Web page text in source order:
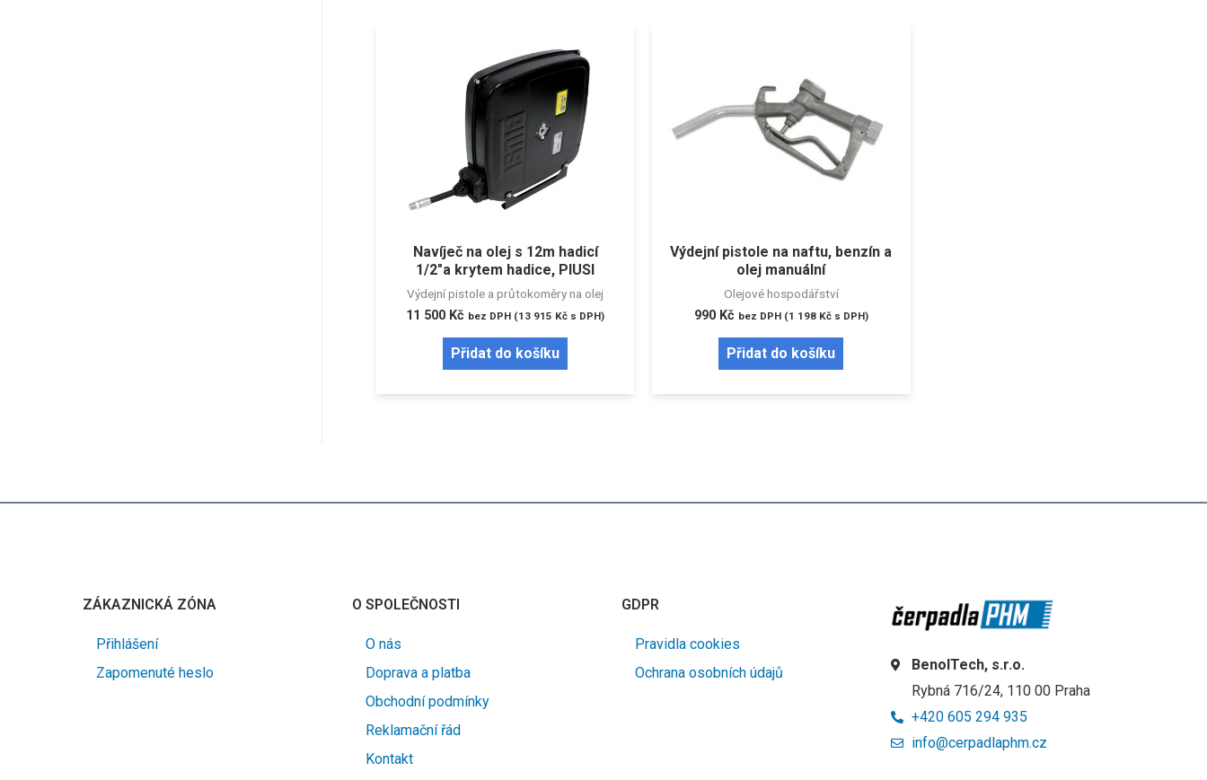
Navíječ na olej s 12m hadicí
1/2″a krytem hadice, PIUSI
Výdejní pistole a průtokoměry na olej
11 500 Kč bez DPH (13 915 Kč s DPH)
Přidat do košíku
Výdejní pistole na naftu, benzín a
olej manuální
Olejové hospodářství
990 Kč bez DPH (1 198 Kčs DPH)
Přidat do košíku
ZÁKAZNICKÁ ZÓNA
Přihlášení
Zapomenuté heslo
O SPOLEČNOSTI
O nás
Doprava a platba
Obchodní podmínky
Reklamační řád
Kontakt
GDPR
Pravidla cookies
Ochrana osobních údajů
BenolTech, s.r.o.
Rybná 716/24, 110 00 Praha
+420 605 294 935
info@cerpadlaphm.cz